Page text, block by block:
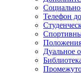
Телефон
Дуальное